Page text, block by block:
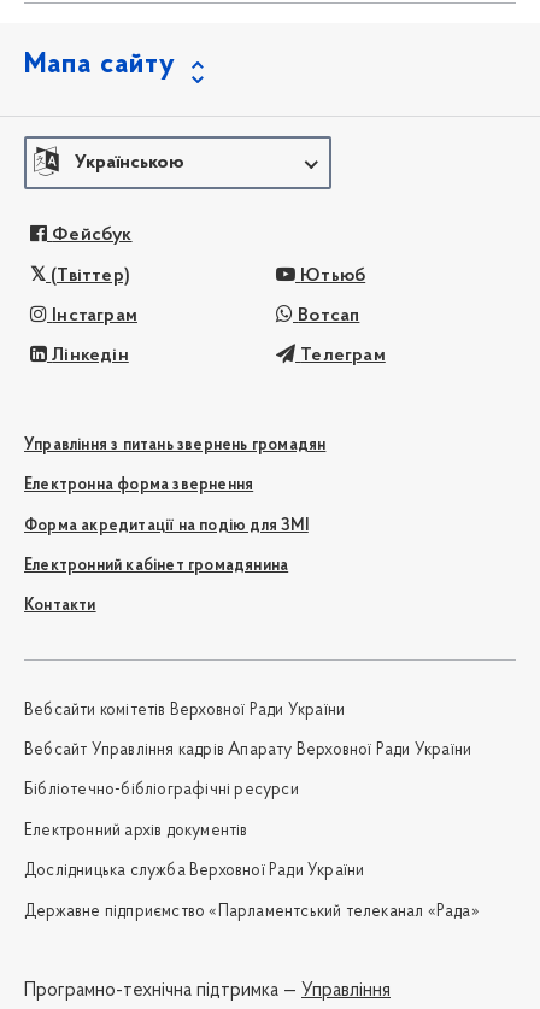
Мапа сайту
Українською
Фейсбук
(Твіттер) Ютьюб
Інстаграм Вотсап
Лінкедін Телеграм
Управління з питань звернень громадян
Електронна форма звернення
Форма акредитації на подію для ЗМІ
Електронний кабінет громадянина
Контакти
Вебсайти комітетів Верховної Ради України
Вебсайт Управління кадрів Апарату Верховної Ради України
Бібліотечно-бібліографічні ресурси
Електронний архів документів
Дослідницька служба Верховної Ради України
Державне підприємство «Парламентський телеканал «Рада»
Програмно-технічна підтримка — Управління